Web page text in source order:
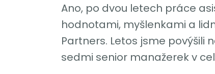
Ano, po dvou letech práce
hodnotami, myšlenkami a
Partners. Letos jsme povýšili
sedmi senior manažerek v